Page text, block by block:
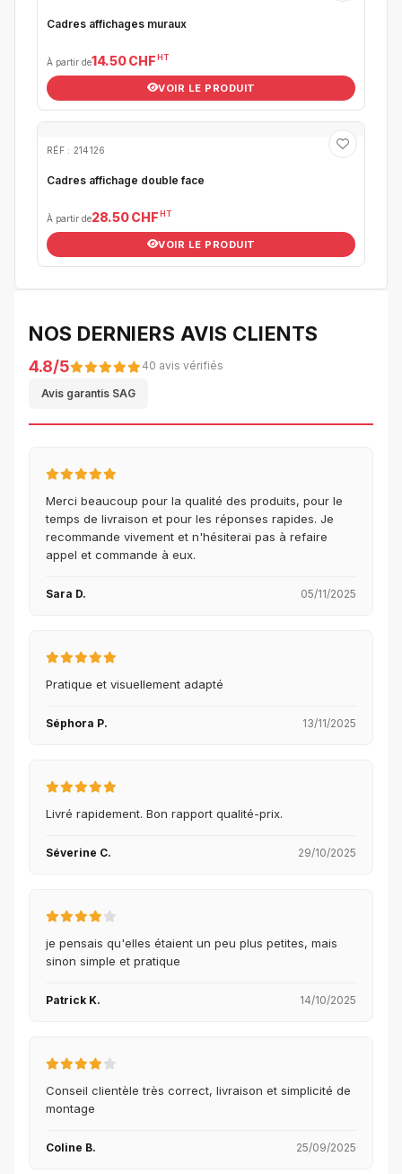
Cadres affichages muraux
À partir de14.50 CHF HT
VOIR LE PRODUIT
RÉF : 214126
Cadres affichage double face
À partir de28.50 CHF HT
VOIR LE PRODUIT
NOS DERNIERS AVIS CLIENTS
4.8/5 40 avis vérifiés
Avis garantis SAG
Merci beaucoup pour la qualité des produits, pour le
temps de livraison et pour les réponses rapides. Je
recommande vivement et n'hésiterai pas à refaire
appel et commande à eux.
Sara D. 05/11/2025
Pratique et visuellement adapté
Séphora P. 13/11/2025
Livré rapidement. Bon rapport qualité-prix.
Séverine C. 29/10/2025
je pensais qu'elles étaient un peu plus petites, mais
sinon simple et pratique
Patrick K. 14/10/2025
Conseil clientèle très correct, livraison et simplicité de
montage
Coline B. 25/09/2025